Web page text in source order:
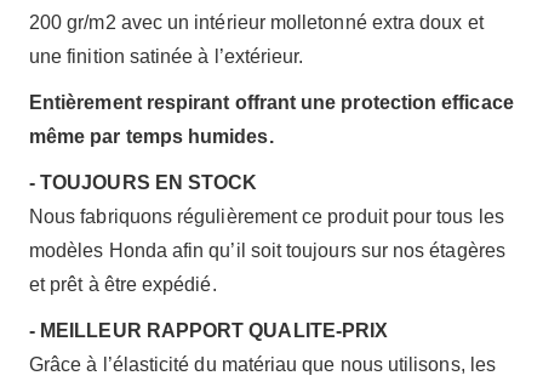
200 gr/m2 avec un intérieur molletonné extra doux et
une finition satinée à l’extérieur.
Entièrement respirant offrant une protection efficace
même par temps humides.
- TOUJOURS EN STOCK
Nous fabriquons régulièrement ce produit pour tous les
modèles Honda afin qu’il soit toujours sur nos étagères
et prêt à être expédié.
- MEILLEUR RAPPORT QUALITE-PRIX
Grâce à l’élasticité du matériau que nous utilisons, les